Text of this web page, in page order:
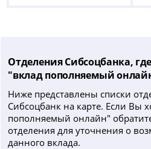
Отделения Сибсоцбанка,
"вклад пополняемый
Ниже представлены списки
Сибсоцбанк на карте. Если Вы
пополняемый онлайн"
отделения для уточнения о
данного вклада.